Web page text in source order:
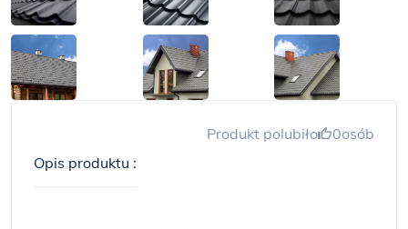
Produkt polubiło 0osób
Opis produktu :